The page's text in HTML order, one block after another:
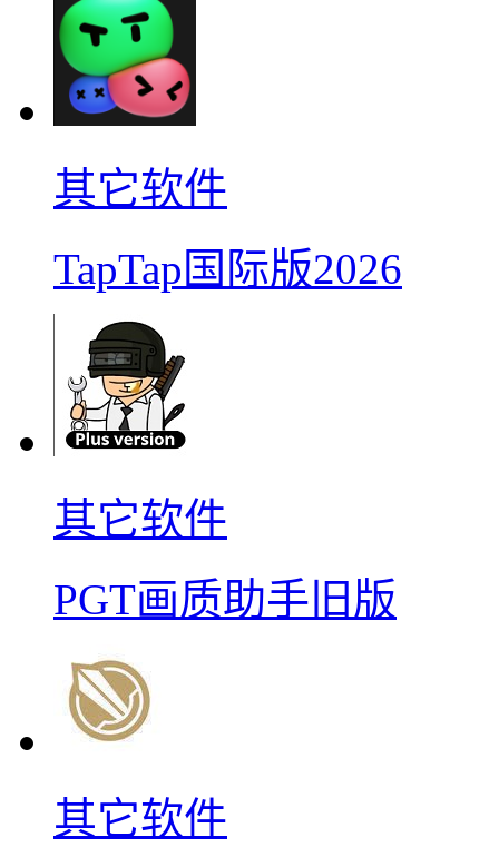
其它软件
TapTap国际版2026
其它软件
PGT画质助手旧版
其它软件